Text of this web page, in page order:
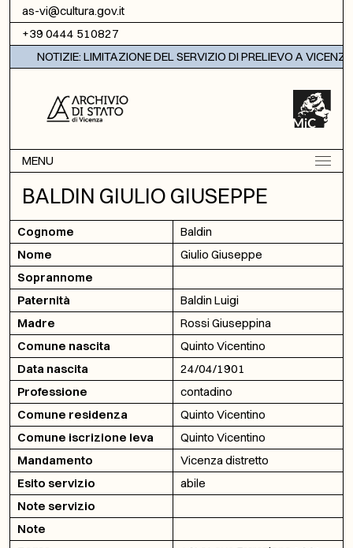
Vai al contenuto
as-vi@cultura.gov.it
+39 0444 510827
NOTIZIE: LIMITAZIONE DEL SERVIZIO DI PRELIEVO A VICENZA
MENU
BALDIN GIULIO GIUSEPPE
Cognome
Baldin
Nome
Giulio Giuseppe
Soprannome
Paternità
Baldin Luigi
Madre
Rossi Giuseppina
Comune nascita
Quinto Vicentino
Data nascita
24/04/1901
Professione
contadino
Comune residenza
Quinto Vicentino
Comune iscrizione leva
Quinto Vicentino
Mandamento
Vicenza distretto
Esito servizio
abile
Note servizio
Note